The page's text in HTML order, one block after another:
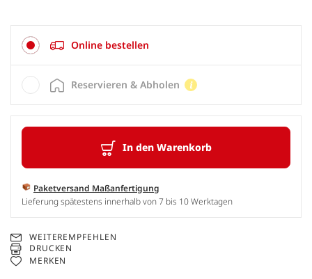
Online bestellen
In den Warenkorb
Paketversand Maßanfertigung
Lieferung spätestens innerhalb von 7 bis 10 Werktagen
Reservieren & Abholen
WEITEREMPFEHLEN
DRUCKEN
MERKEN